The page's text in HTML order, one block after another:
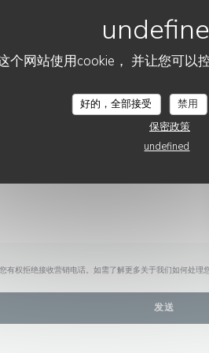
个网站使用cookie， 并让您可以
好的，全部接受 禁用
保密政策
undefined
请填写下面的表
有权拒绝接收营销电话。如需了解更多关于我们如何处理